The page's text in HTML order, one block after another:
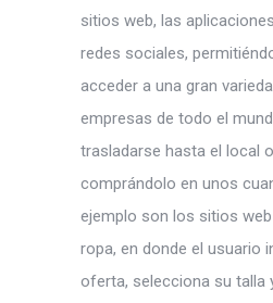
sitios web, las
redes sociales,
acceder a una gran
empresas de todo el
trasladarse hasta el local
comprándolo en unos
ejemplo son los sitios
ropa, en donde el usuario
oferta, selecciona su talla